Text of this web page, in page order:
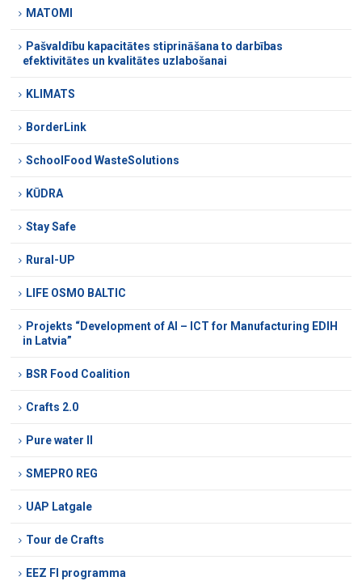
MATOMI
Pašvaldību kapacitātes stiprināšana to darbības
efektivitātes un kvalitātes uzlabošanai
KLIMATS
BorderLink
SchoolFood WasteSolutions
KŪDRA
Stay Safe
Rural-UP
LIFE OSMO BALTIC
Projekts “Development of AI – ICT for Manufacturing EDIH
in Latvia”
BSR Food Coalition
Crafts 2.0
Pure water II
SMEPRO REG
UAP Latgale
Tour de Crafts
EEZ FI programma